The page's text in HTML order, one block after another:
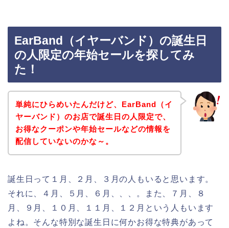
EarBand（イヤーバンド）の誕生日
の人限定の年始セールを探してみ
た！
単純にひらめいたんだけど、EarBand（イ
ヤーバンド）のお店で誕生日の人限定で、
お得なクーポンや年始セールなどの情報を
配信していないのかな～。
誕生日って１月、２月、３月の人もいると思います。
それに、４月、５月、６月、、、。また、７月、８
月、９月、１０月、１１月、１２月という人もいます
よね。そんな特別な誕生日に何かお得な特典があって